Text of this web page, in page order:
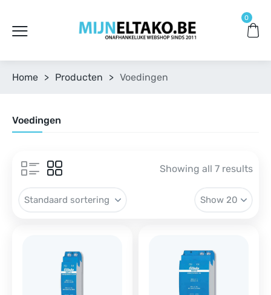
0
Home > Producten > Voedingen
Voedingen
Showing all 7 results